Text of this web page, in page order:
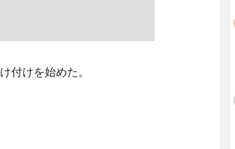
付けを始めた。